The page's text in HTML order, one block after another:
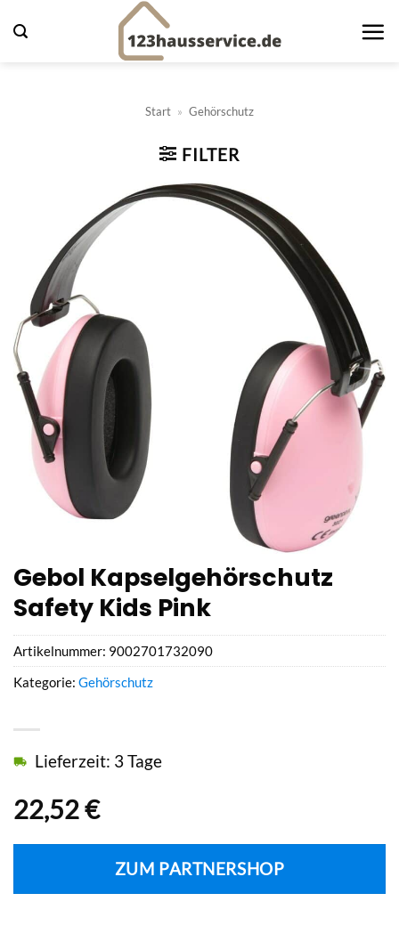
Inhalt
Start » Gehörschutz
FILTER
Gebol Kapselgehörschutz
Safety Kids Pink
22,52€
Lieferzeit: 3 Tage
ZUM PARTNERSHOP
Artikelnummer: 9002701732090
Kategorie: Gehörschutz